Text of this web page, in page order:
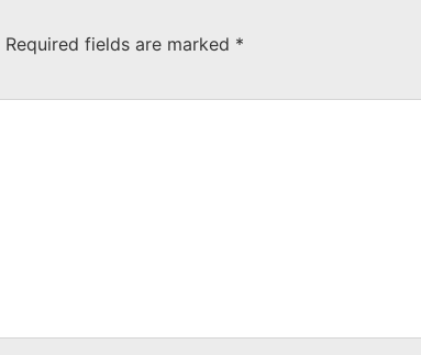
Required fields are marked *